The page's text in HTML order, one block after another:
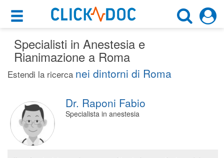
×
Motore di ricerca
×
Cerca uno specialista
Roma (RM)
Cosa possiamo offrirti
Per i pazienti
Prenota una visita
Ricerca specialisti
Consulti online
(su medicitalia.it)
Specialisti in Anestesia e
Rianimazione a Roma
Estendi la ricerca nei dintorni di Roma
Dr. Raponi Fabio
Specialista in anestesia